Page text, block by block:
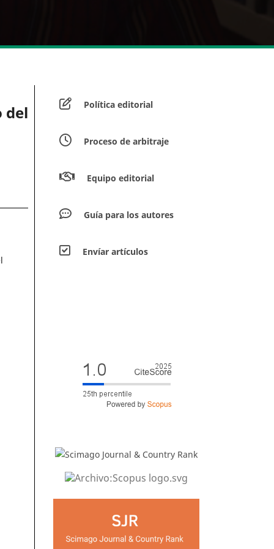
del Política editorial
Proceso de arbitraje
Equipo editorial
Guía para los autores
Envíar artículos